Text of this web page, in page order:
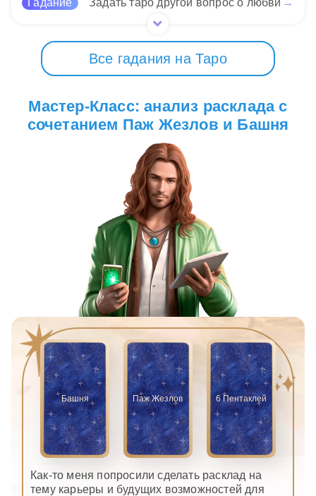
Гадание Задать таро другой вопрос о любви →
Все гадания на Таро
Мастер-Класс: анализ расклада с
сочетанием Паж Жезлов и Башня
Башня Паж Жезлов 6 Пентаклей
Как-то меня попросили сделать расклад на
тему карьеры и будущих возможностей для